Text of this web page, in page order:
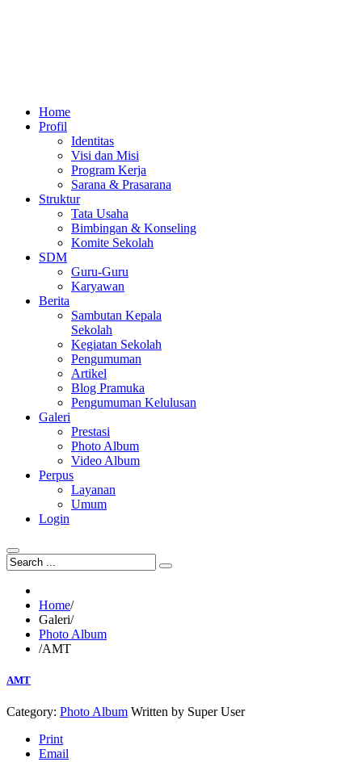
Home
Profil
Identitas
Visi dan Misi
Program Kerja
Sarana & Prasarana
Struktur
Tata Usaha
Bimbingan & Konseling
Komite Sekolah
SDM
Guru-Guru
Karyawan
Berita
Sambutan Kepala
Sekolah
Kegiatan Sekolah
Pengumuman
Artikel
Blog Pramuka
Pengumuman Kelulusan
Galeri
Prestasi
Photo Album
Video Album
Perpus
Layanan
Umum
Login
Home/
Galeri/
Photo Album
/AMT
AMT
Category: Photo Album Written by Super User
Print
Email